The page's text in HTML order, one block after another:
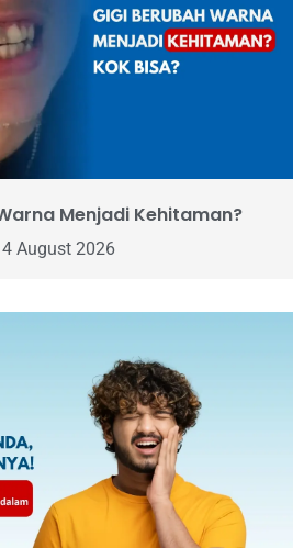
Menjadi Kehitaman?
4 August 2026